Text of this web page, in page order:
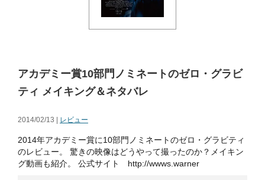
アカデミー賞10部門ノミネートのゼロ・グラビ
ティ メイキング＆ネタバレ
2014/02/13 | レビュー
2014年アカデミー賞に10部門ノミネートのゼロ・グラビティ
のレビュー。 驚きの映像はどうやって撮ったのか？メイキン
グ動画も紹介。 公式サイト http://wwws.warner